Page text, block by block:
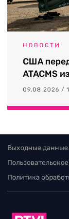
НОВОСТИ
США
ATACMS
09.08.2026 /
Выходные данные
Политика